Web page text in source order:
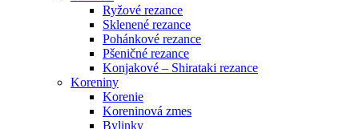
Ryžové rezance
Sklenené rezance
Pohánkové rezance
Pšeničné rezance
Konjakové – Shirataki rezance
Koreniny
Korenie
Koreninová zmes
Bylinky